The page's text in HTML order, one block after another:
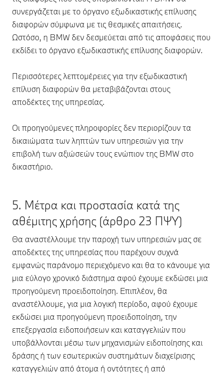
συνεργάζεται με το όργανο εξωδικαστικής επίλυσης
διαφορών σύμφωνα με τις θεσμικές απαιτήσεις.
Ωστόσο, η BMW δεν δεσμεύεται από τις αποφάσεις που
εκδίδει το όργανο εξωδικαστικής επίλυσης διαφορών.
Περισσότερες λεπτομέρειες για την εξωδικαστική
επίλυση διαφορών θα μεταβιβάζονται στους
αποδέκτες της υπηρεσίας.
Οι προηγούμενες πληροφορίες δεν περιορίζουν τα
δικαιώματα των ληπτών των υπηρεσιών για την
επιβολή των αξιώσεών τους ενώπιον της BMW στο
δικαστήριο.
5. Μέτρα και προστασία κατά της
αθέμιτης χρήσης (άρθρο 23 ΠΨΥ)
Θα αναστέλλουμε την παροχή των υπηρεσιών μας σε
αποδέκτες της υπηρεσίας που παρέχουν συχνά
εμφανώς παράνομο περιεχόμενο και θα το κάνουμε για
μια εύλογο χρονικό διάστημα αφού έχουμε εκδώσει μια
προηγούμενη προειδοποίηση. Επιπλέον, θα
αναστέλλουμε, για μια λογική περίοδο, αφού έχουμε
εκδώσει μια προηγούμενη προειδοποίηση, την
επεξεργασία ειδοποιήσεων και καταγγελιών που
υποβάλλονται μέσω των μηχανισμών ειδοποίησης και
δράσης ή των εσωτερικών συστημάτων διαχείρισης
καταγγελιών από άτομα ή οντότητες ή από